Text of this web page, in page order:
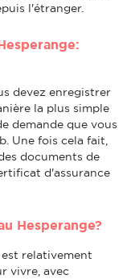
l'étranger.
devez enregistrer
la plus simple
demande que vous
Une fois cela fait,
documents de
d'assurance
Hesperange?
relativement
vivre, avec